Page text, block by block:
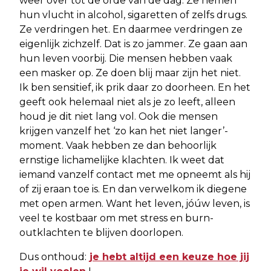
hun vlucht in alcohol, sigaretten of zelfs drugs.
Ze verdringen het. En daarmee verdringen ze
eigenlijk zichzelf. Dat is zo jammer. Ze gaan aan
hun leven voorbij. Die mensen hebben vaak
een masker op. Ze doen blij maar zijn het niet.
Ik ben sensitief, ik prik daar zo doorheen. En het
geeft ook helemaal niet als je zo leeft, alleen
houd je dit niet lang vol. Ook die mensen
krijgen vanzelf het ‘zo kan het niet langer’-
moment. Vaak hebben ze dan behoorlijk
ernstige lichamelijke klachten. Ik weet dat
iemand vanzelf contact met me opneemt als hij
of zij eraan toe is. En dan verwelkom ik diegene
met open armen. Want het leven, jóúw leven, is
veel te kostbaar om met stress en burn-
outklachten te blijven doorlopen.
Dus onthoud: je hebt altijd een keuze hoe jij